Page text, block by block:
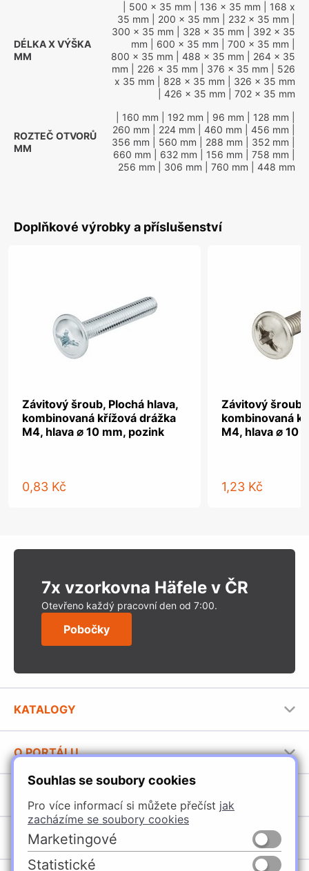
Souhlas se soubory cookies
Pro více informací si můžete přečíst jak
zacházíme se soubory cookies
Marketingové
Statistické
DÉLKA X VÝŠKA
MM
| 500 x 35 mm | 136 x 35 mm | 168 x
35 mm | 200 x 35 mm | 232 x 35 mm
300 x 35 mm | 328 x 35 mm | 392 x 35
mm | 600 x 35 mm | 700 x 35 mm
800 x 35 mm | 488 x 35 mm | 264 x 35
mm | 226 x 35 mm | 376 x 35 mm | 526
x 35 mm | 828 x 35 mm | 326 x 35 mm
| 426 x 35 mm | 702 x 35 mm
ROZTEČ OTVORŮ
MM
| 160 mm | 192 mm | 96 mm | 128 mm
260 mm | 224 mm | 460 mm | 456 mm
356 mm | 560 mm | 288 mm | 352 mm
660 mm | 632 mm | 156 mm | 758 mm
256 mm | 306 mm | 760 mm | 448 mm
Doplňkové výrobky a příslušenství
Závitový šroub, Plochá hlava,
kombinovaná křížová drážka
M4, hlava ⌀ 10 mm, pozink
0,83 Kč
Závitový šroub,
kombinovaná
M4, hlava ⌀ 10
1,23 Kč
7x vzorkovna Häfele v ČR
Otevřeno každý pracovní den od 7:00.
Pobočky
KATALOGY
Stavební katalog Häfele
Brožury Häfele
O PORTÁLU
Provozovatel portálu
Jak používat portál
Úchytky
Nábytkové kování
POBOČKY
Domašín